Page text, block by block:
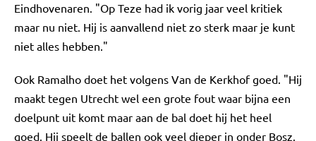
Eindhovenaren. "Op Teze had ik vorig jaar veel kritiek
maar nu niet. Hij is aanvallend niet zo sterk maar je kunt
niet alles hebben."
Ook Ramalho doet het volgens Van de Kerkhof goed. "Hij
maakt tegen Utrecht wel een grote fout waar bijna een
doelpunt uit komt maar aan de bal doet hij het heel
goed. Hij speelt de ballen ook veel dieper in onder Bosz.